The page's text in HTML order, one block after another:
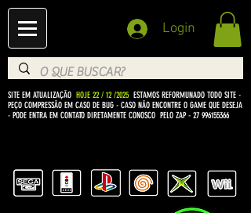
Login
SITE EM ATUALIZAÇÃO HOJE 22 / 12 /2025 ESTAMOS REFORMUNADO TODO SITE -
PEÇO COMPRESSÃO EM CASO DE BUG - CASO NÃO ENCONTRE O GAME QUE DESEJA
- PODE ENTRA EM CONTATO DIRETAMENTE CONOSCO PELO ZAP - 27 996155366